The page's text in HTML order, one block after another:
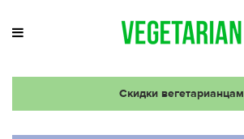
Скидки вегетарианцам